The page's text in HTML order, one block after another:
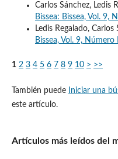
Carlos Sánchez, Ledis
Bissea: Bissea, Vol. 9,
Ledis Regalado, Carlos
Bissea, Vol. 9,
1 2 3 4 5 6 7 8 9 10 > >>
También puede Iniciar una
este artículo.
Artículos más leídos del